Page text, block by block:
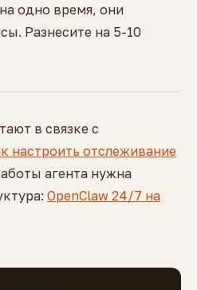
одно время, они
Разнесите на 5-10
в связке с
настроить отслеживание
агента нужна
OpenClaw 24/7 на